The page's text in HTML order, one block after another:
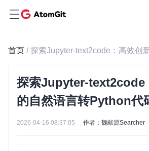
首页
探索Jupyter-text2code
的自然语言转Python代
2026-04-16 08:37:05 作者：魏献源Searcher